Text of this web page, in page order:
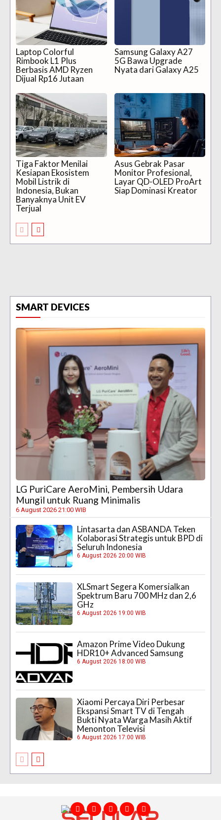
Laptop Colorful
Rimbook L1 Plus
Berbasis AMD Ryzen
Dijual Rp16 Jutaan
Samsung Galaxy A27
5G Bawa Upgrade
Nyata dari Galaxy A25
Tiga Faktor Menilai
Kesiapan Ekosistem
Mobil Listrik di
Indonesia, Bukan
Banyaknya Unit EV
Terjual
Asus Gebrak Pasar
Monitor Profesional,
Layar QD-OLED ProArt
Siap Dominasi Kreator
SMART DEVICES
LG PuriCare AeroMini, Pembersih Udara
Mungil untuk Ruang Minimalis
6 August 2026 21:00 WIB
Lintasarta dan ASBANDA Teken
Kolaborasi Strategis untuk BPD di
Seluruh Indonesia
6 August 2026 20:00 WIB
XLSmart Segera Komersialkan
Spektrum Baru 700 MHz dan 2,6
GHz
6 August 2026 19:00 WIB
Amazon Prime Video Dukung
HDR10+ Advanced Samsung
6 August 2026 18:00 WIB
Xiaomi Percaya Diri Perbesar
Ekspansi Smart TV di Tengah
Bukti Nyata Warga Masih Aktif
Menonton Televisi
6 August 2026 17:00 WIB